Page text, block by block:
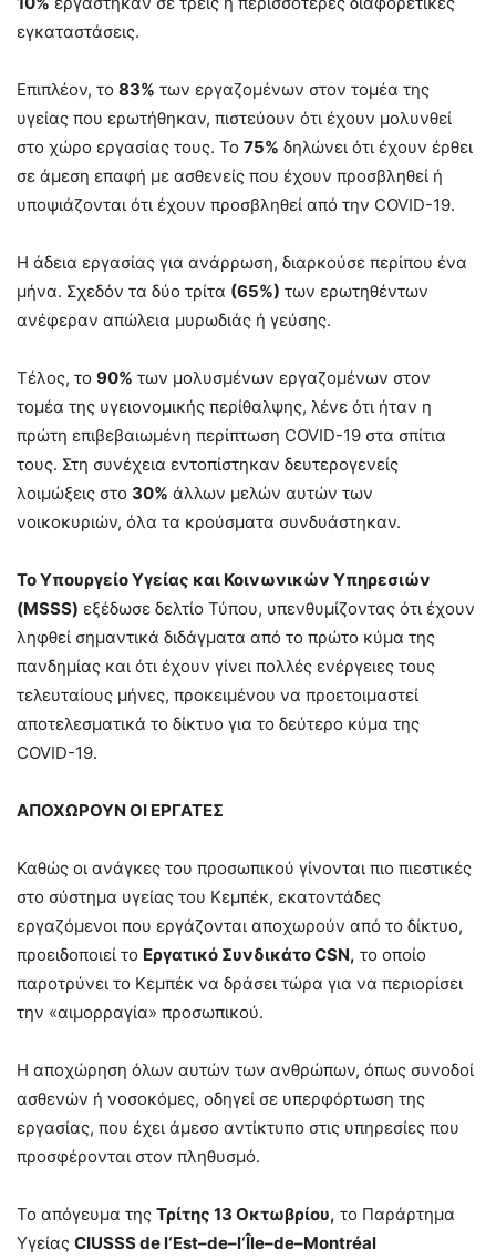
εγκαταστάσεις.
Επιπλέον, το 83% των εργαζομένων στον τομέα της
υγείας που ερωτήθηκαν, πιστεύουν ότι έχουν μολυνθεί
στο χώρο εργασίας τους. Το 75% δηλώνει ότι έχουν έρθει
σε άμεση επαφή με ασθενείς που έχουν προσβληθεί ή
υποψιάζονται ότι έχουν προσβληθεί από την COVID-19.
Η άδεια εργασίας για ανάρρωση, διαρκούσε περίπου ένα
μήνα. Σχεδόν τα δύο τρίτα (65%) των ερωτηθέντων
ανέφεραν απώλεια μυρωδιάς ή γεύσης.
Τέλος, το 90% των μολυσμένων εργαζομένων στον
τομέα της υγειονομικής περίθαλψης, λένε ότι ήταν η
πρώτη επιβεβαιωμένη περίπτωση COVID-19 στα σπίτια
τους. Στη συνέχεια εντοπίστηκαν δευτερογενείς
λοιμώξεις στο 30% άλλων μελών αυτών των
νοικοκυριών, όλα τα κρούσματα συνδυάστηκαν.
Το Υπουργείο Υγείας και Κοινωνικών Υπηρεσιών
(MSSS) εξέδωσε δελτίο Τύπου, υπενθυμίζοντας ότι έχουν
ληφθεί σημαντικά διδάγματα από το πρώτο κύμα της
πανδημίας και ότι έχουν γίνει πολλές ενέργειες τους
τελευταίους μήνες, προκειμένου να προετοιμαστεί
αποτελεσματικά το δίκτυο για το δεύτερο κύμα της
COVID-19.
ΑΠΟΧΩΡΟΥΝ ΟΙ ΕΡΓΑΤΕΣ
Καθώς οι ανάγκες του προσωπικού γίνονται πιο πιεστικές
στο σύστημα υγείας του Κεμπέκ, εκατοντάδες
εργαζόμενοι που εργάζονται αποχωρούν από το δίκτυο,
προειδοποιεί το Εργατικό ΣυνδικάτοCSN, το οποίο
παροτρύνει το Κεμπέκ να δράσει τώρα για να περιορίσει
την «αιμορραγία» προσωπικού.
Η αποχώρηση όλων αυτών των ανθρώπων, όπως συνοδοί
ασθενών ή νοσοκόμες, οδηγεί σε υπερφόρτωση της
εργασίας, που έχει άμεσο αντίκτυπο στις υπηρεσίες που
προσφέρονται στον πληθυσμό.
Το απόγευμα της Τρίτης 13 Οκτωβρίου, το Παράρτημα
Υγείας CIUSSSdel‘Est–de–l‘Île–de–Montréal